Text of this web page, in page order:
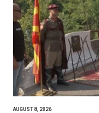
AUGUST 8, 2026